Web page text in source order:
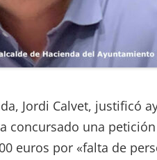
Jordi Calvet, justificó
concursado una
euros por «falta de